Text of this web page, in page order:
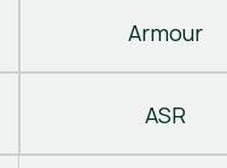
Armour
ASR